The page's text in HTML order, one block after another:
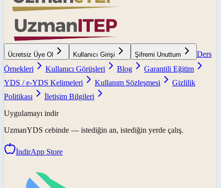
Ücretsiz Üye Ol Kullanıcı Girişi Şifremi Unuttum
Ders
Örnekleri
Kullanıcı Görüşleri Blog
Garantili Eğitim
YDS / e-YDS Kelimeleri
Kullanım Sözleşmesi
Gizlilik
Politikası
İletişim Bilgileri
Uygulamayı indir
UzmanYDS cebinde — istediğin an, istediğin yerde çalış.
İndirApp Store